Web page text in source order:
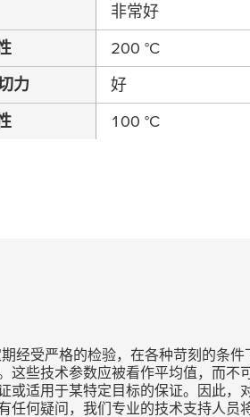
非常好
200 °C
力
好
100 °C
经受严格的检验，在各种苛刻的条
这些技术参数应被看作平均值，而
或适用于某特定目标的保证。因此
任何疑问，我们专业的技术支持人员